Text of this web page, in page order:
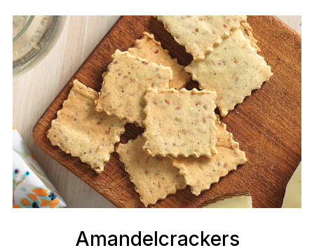
Amandelcrackers